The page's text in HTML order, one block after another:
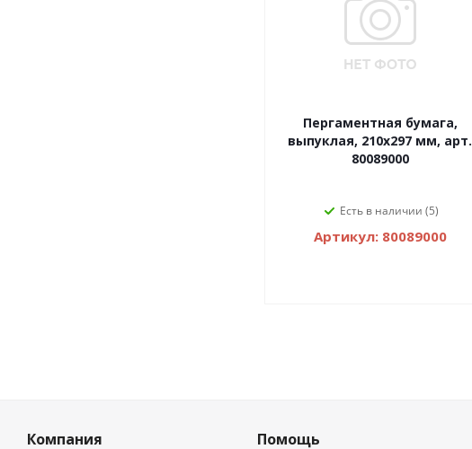
Пергаментная бумага,
выпуклая, 210х297 мм, арт.
80089000
Есть в наличии (5)
Артикул: 80089000
Компания Помощь